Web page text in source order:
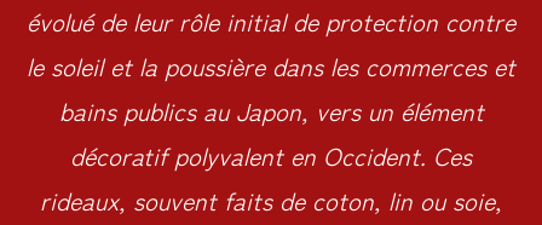
évolué de leur rôle initial de protection contre
le soleil et la poussière dans les commerces et
bains publics au Japon, vers un élément
décoratif polyvalent en Occident. Ces
rideaux, souvent faits de coton, lin ou soie,